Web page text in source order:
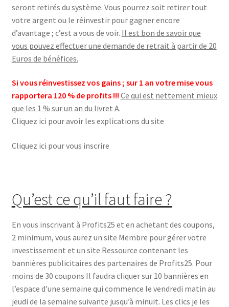
seront retirés du système. Vous pourrez soit retirer tout
votre argent ou le réinvestir pour gagner encore
d’avantage ; c’est a vous de voir. Il est bon de savoir que
vous pouvez effectuer une demande de retrait à partir de 20
Euros de bénéfices.
Si vous réinvestissez vos gains ; sur 1 an votre mise vous
rapportera 120 % de profits !!! Ce qui est nettement mieux
que les 1 % sur un an du livret A.
Cliquez ici pour avoir les explications du site
Cliquez ici pour vous inscrire
Qu’est ce qu’il faut faire ?
En vous inscrivant à Profits25 et en achetant des coupons,
2 minimum, vous aurez un site Membre pour gérer votre
investissement et un site Ressource contenant les
bannières publicitaires des partenaires de Profits25. Pour
moins de 30 coupons Il faudra cliquer sur 10 bannières en
l’espace d’une semaine qui commence le vendredi matin au
jeudi de la semaine suivante jusqu’à minuit. Les clics je les